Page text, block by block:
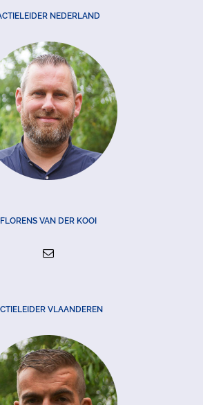
NEDERLAND
FLORENS VAN DER KOOI
VLAANDEREN